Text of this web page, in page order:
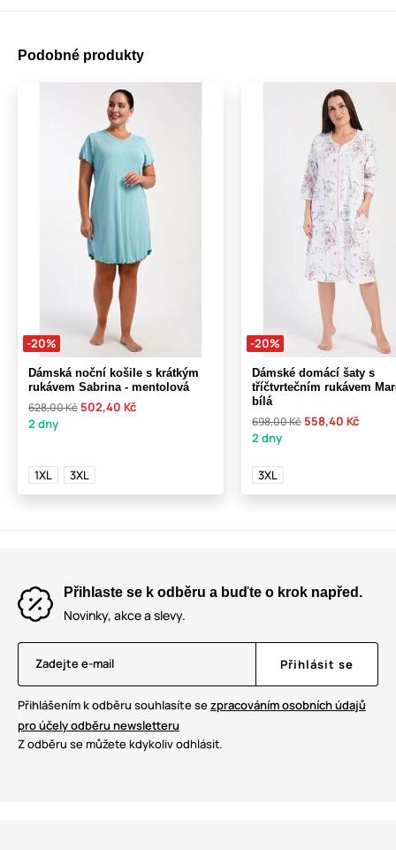
Podobné produkty
-20%
Dámská noční košile s krátkým
rukávem Sabrina - mentolová
628,00 Kč 502,40 Kč
2 dny
1XL 3XL
-20%
Dámské domácí šaty s
tříčtvrtečním rukávem
bílá
698,00 Kč 558,40 Kč
2 dny
3XL
Přihlaste se k odběru a buďte o krok napřed.
Novinky, akce a slevy.
Zadejte e-mail Přihlásit se
Přihlášením k odběru souhlasíte sezpracováním osobních údajů
pro účely odběru newsletteru
Z odběru se můžete kdykoliv odhlásit.